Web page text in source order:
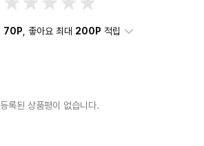
70P , 좋아요 최대 200P 적립
등록된 상품평이 없습니다.